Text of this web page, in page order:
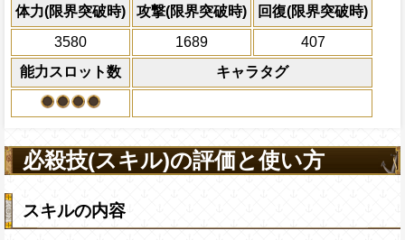
体力(限界突破時) 攻撃(限界突破時)
回復(限界突破時)
3580
1689
407
能力スロット数
キャラタグ
上限突破
換し、一味の必殺タ
利効果を1ターン延長
アクション
2ターンの間敵全体の
を30%下げ、打突タ
げる
自分のスロット封じ状態を5ターン回
回復無効状態を5ターン回復する
必殺技(スキル)の評価と使い方
スキルの内容